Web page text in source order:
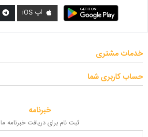
اپ iOS
خبرنامه
ثبت نام برای دریافت خبرنامه ما
خدمات مشتری
حساب کاربری شما